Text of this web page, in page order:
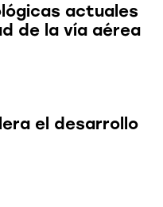
actuales
de la vía aérea
el desarrollo